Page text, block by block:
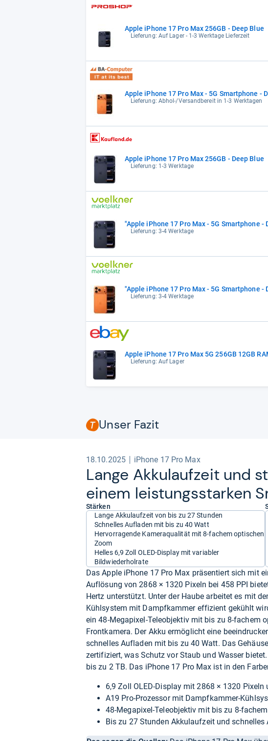
Apple iPhone 17 Pro Max 256GB - Deep Blue
Lieferung: Auf Lager - 1-3 Werktage Lieferzeit
Apple iPhone 17 Pro Max - 5G Smartphone -
Lieferung: Abhol-/Versandbereit in 1-3 Werktagen
Apple iPhone 17 Pro Max 256GB - Deep Blue
Lieferung: 1-3 Werktage
"Apple iPhone 17 Pro Max - 5G Smartphone -
Lieferung: 3-4 Werktage
"Apple iPhone 17 Pro Max - 5G Smartphone -
Lieferung: 3-4 Werktage
Apple iPhone 17 Pro Max 5G 256GB 12GB
Lieferung: Auf Lager
Unser Fazit
18.10.2025 iPhone 17 Pro Max
Lange Akku­lauf­zeit und
einem leis­tungs­star­ken
Stärken
Lange Akkulaufzeit von bis zu 27 Stunden
Schnelles Aufladen mit bis zu 40 Watt
Hervorragende Kameraqualität mit 8-fachem optischen
Zoom
Helles 6,9 Zoll OLED-Display mit variabler
Bildwiederholrate
Das Apple iPhone 17 Pro Max präsentiert sich mit
Auflösung von 2868 × 1320 Pixeln bei 458 PPI
Hertz unterstützt. Unter der Haube arbeitet es mit
Kühlsystem mit Dampfkammer effizient gekühlt
ein 48-Megapixel-Teleobjektiv mit bis zu 8-fachem
Frontkamera. Der Akku ermöglicht eine
schnelles Aufladen mit bis zu 40 Watt. Das
zertifiziert, was Schutz vor Staub und Wasser
bis zu 2 TB. Das iPhone 17 Pro Max ist in den
6,9 Zoll OLED-Display mit 2868 × 1320
A19 Pro-Prozessor mit Dampfkammer-
48-Megapixel-Teleobjektiv mit bis zu 8-
Bis zu 27 Stunden Akkulaufzeit und